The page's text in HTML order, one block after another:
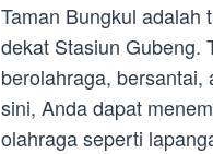
Taman Bungkul adalah
dekat Stasiun Gubeng.
berolahraga,
sini, Anda dapat
olahraga seperti